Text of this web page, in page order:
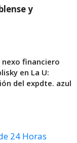
y
nexo financiero
en La U:
del expdte. azul
24 Horas